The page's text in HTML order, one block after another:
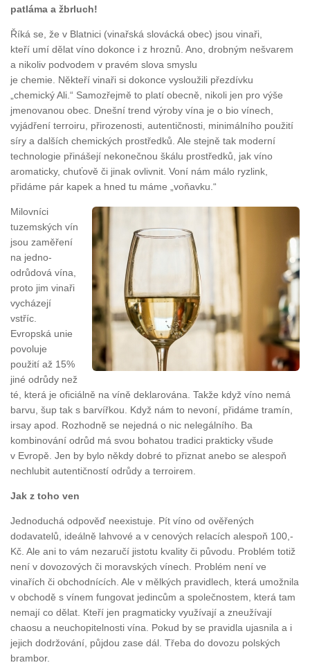
patláma a žbrluch!
Říká se, že v Blatnici (vinařská slovácká obec) jsou vinaři,
kteří umí dělat víno dokonce i z hroznů. Ano, drobným nešvarem
a nikoliv podvodem v pravém slova smyslu
je chemie. Někteří vinaři si dokonce vysloužili přezdívku
„chemický Ali.“ Samozřejmě to platí obecně, nikoli jen pro výše
jmenovanou obec. Dnešní trend výroby vína je o bio vínech,
vyjádření terroiru, přirozenosti, autentičnosti, minimálního použití
síry a dalších chemických prostředků. Ale stejně tak moderní
technologie přinášejí nekonečnou škálu prostředků, jak víno
aromaticky, chuťově či jinak ovlivnit. Voní nám málo ryzlink,
přidáme pár kapek a hned tu máme „voňavku.“
Milovníci
tuzemských vín
jsou zaměření
na jedno-
odrůdová vína,
proto jim vinaři
vycházejí
vstříc.
Evropská unie
povoluje
použití až 15%
jiné odrůdy než
té, která je oficiálně na víně deklarována. Takže když víno nemá
barvu, šup tak s barvířkou. Když nám to nevoní, přidáme tramín,
irsay apod. Rozhodně se nejedná o nic nelegálního. Ba
kombinování odrůd má svou bohatou tradici prakticky všude
v Evropě. Jen by bylo někdy dobré to přiznat anebo se alespoň
nechlubit autentičností odrůdy a terroirem.
Jak z toho ven
Jednoduchá odpověď neexistuje. Pít víno od ověřených
dodavatelů, ideálně lahvové a v cenových relacích alespoň 100,-
Kč. Ale ani to vám nezaručí jistotu kvality či původu. Problém totiž
není v dovozových či moravských vínech. Problém není ve
vinařích či obchodnících. Ale v mělkých pravidlech, která umožnila
v obchodě s vínem fungovat jedincům a společnostem, která tam
nemají co dělat. Kteří jen pragmaticky využívají a zneužívají
chaosu a neuchopitelnosti vína. Pokud by se pravidla ujasnila a i
jejich dodržování, půjdou zase dál. Třeba do dovozu polských
brambor.